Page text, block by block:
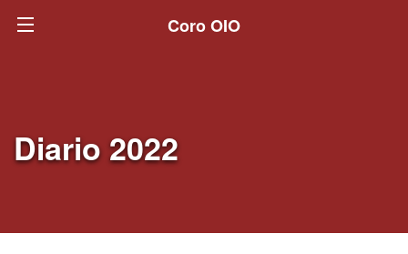
Coro OIO
Diario 2022